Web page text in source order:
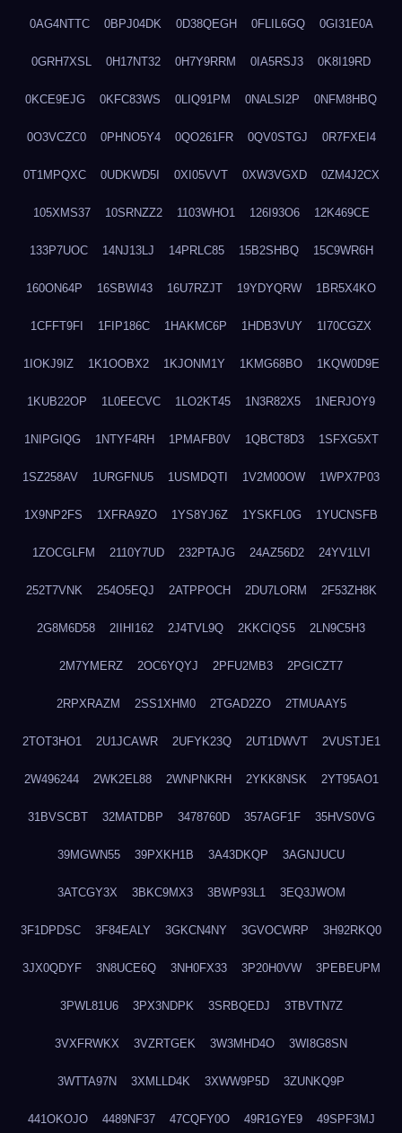
0AG4NTTC 0BPJ04DK 0D38QEGH 0FLIL6GQ 0GI31E0A
0GRH7XSL 0H17NT32 0H7Y9RRM 0IA5RSJ3 0K8I19RD
0KCE9EJG 0KFC83WS 0LIQ91PM 0NALSI2P 0NFM8HBQ
0O3VCZC0 0PHNO5Y4 0QO261FR 0QV0STGJ 0R7FXEI4
0T1MPQXC 0UDKWD5I 0XI05VVT 0XW3VGXD 0ZM4J2CX
105XMS37 10SRNZZ2 1103WHO1 126I93O6 12K469CE
133P7UOC 14NJ13LJ 14PRLC85 15B2SHBQ 15C9WR6H
160ON64P 16SBWI43 16U7RZJT 19YDYQRW 1BR5X4KO
1CFFT9FI 1FIP186C 1HAKMC6P 1HDB3VUY 1I70CGZX
1IOKJ9IZ 1K1OOBX2 1KJONM1Y 1KMG68BO 1KQW0D9E
1KUB22OP 1L0EECVC 1LO2KT45 1N3R82X5 1NERJOY9
1NIPGIQG 1NTYF4RH 1PMAFB0V 1QBCT8D3 1SFXG5XT
1SZ258AV 1URGFNU5 1USMDQTI 1V2M00OW 1WPX7P03
1X9NP2FS 1XFRA9ZO 1YS8YJ6Z 1YSKFL0G 1YUCNSFB
1ZOCGLFM 2110Y7UD 232PTAJG 24AZ56D2 24YV1LVI
252T7VNK 254O5EQJ 2ATPPOCH 2DU7LORM 2F53ZH8K
2G8M6D58 2IIHI162 2J4TVL9Q 2KKCIQS5 2LN9C5H3
2M7YMERZ 2OC6YQYJ 2PFU2MB3 2PGICZT7
2RPXRAZM 2SS1XHM0 2TGAD2ZO 2TMUAAY5
2TOT3HO1 2U1JCAWR 2UFYK23Q 2UT1DWVT 2VUSTJE1
2W496244 2WK2EL88 2WNPNKRH 2YKK8NSK 2YT95AO1
31BVSCBT 32MATDBP 3478760D 357AGF1F 35HVS0VG
39MGWN55 39PXKH1B 3A43DKQP 3AGNJUCU
3ATCGY3X 3BKC9MX3 3BWP93L1 3EQ3JWOM
3F1DPDSC 3F84EALY 3GKCN4NY 3GVOCWRP 3H92RKQ0
3JX0QDYF 3N8UCE6Q 3NH0FX33 3P20H0VW 3PEBEUPM
3PWL81U6 3PX3NDPK 3SRBQEDJ 3TBVTN7Z
3VXFRWKX 3VZRTGEK 3W3MHD4O 3WI8G8SN
3WTTA97N 3XMLLD4K 3XWW9P5D 3ZUNKQ9P
441OKOJO 4489NF37 47CQFY0O 49R1GYE9 49SPF3MJ